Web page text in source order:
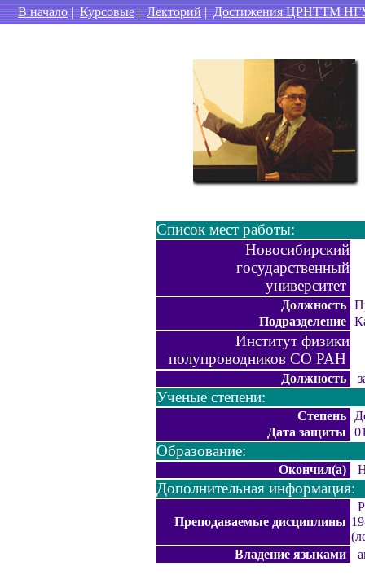
В начало|Курсовые|Лекторий|Достижения ЦРНТТМ
Список мест работы:
Новосибирский
государственный
университет
Должность
Подразделение
Институт физики
полупроводников СО РАН
Должность
Ученые степени:
Степень
Дата защиты
Образование:
Окончил(а)
Дополнительная информация:
Преподаваемые дисциплины
Владение языками